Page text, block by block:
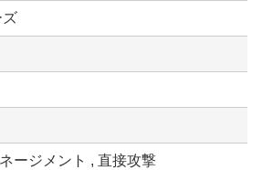
ズ
ージメント , 直接攻撃